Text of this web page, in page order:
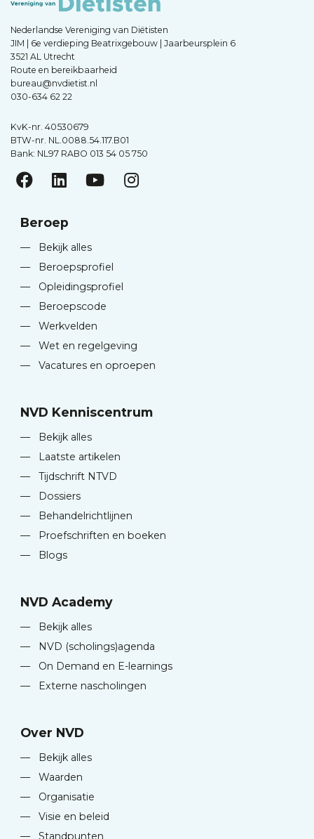
Nederlandse Vereniging van Diëtisten
JIM | 6e verdieping Beatrixgebouw | Jaarbeursplein 6
3521 AL Utrecht
Route en bereikbaarheid
bureau@nvdietist.nl
030-634 62 22
KvK-nr. 40530679
BTW-nr. NL.0088.54.117.B01
Bank: NL97 RABO 013 54 05 750
Beroep
—
Bekijk alles
—
Beroepsprofiel
—
Opleidingsprofiel
—
Beroepscode
—
Werkvelden
—
Wet en regelgeving
—
Vacatures en oproepen
NVD Kenniscentrum
—
Bekijk alles
—
Laatste artikelen
—
Tijdschrift NTVD
—
Dossiers
—
Behandelrichtlijnen
—
Proefschriften en boeken
—
Blogs
NVD Academy
—
Bekijk alles
—
NVD (scholings)agenda
—
On Demand en E-learnings
—
Externe nascholingen
Over NVD
—
Bekijk alles
—
Waarden
—
Organisatie
—
Visie en beleid
—
Standpunten